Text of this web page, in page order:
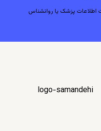
اطلاعات پزشک یا روانشناس